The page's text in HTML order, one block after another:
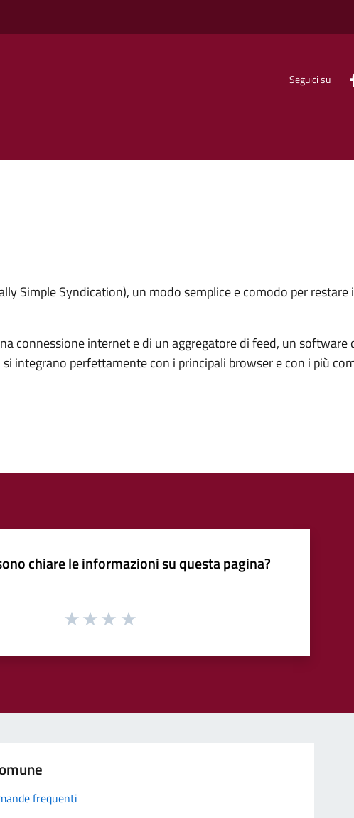
Seguici su
Simple Syndication), un modo semplice e comodo per
connessione internet e di un aggregatore di feed, un software
integrano perfettamente con i principali browser e con i più
chiare le informazioni su questa pagina?
frequenti